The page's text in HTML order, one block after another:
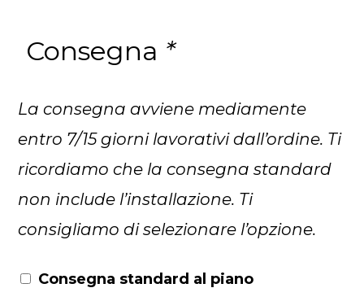
Consegna *
La consegna avviene mediamente
entro 7/15 giorni lavorativi dall’ordine. Ti
ricordiamo che la consegna standard
non include l’installazione. Ti
consigliamo di selezionare l’opzione.
Consegna standard al piano